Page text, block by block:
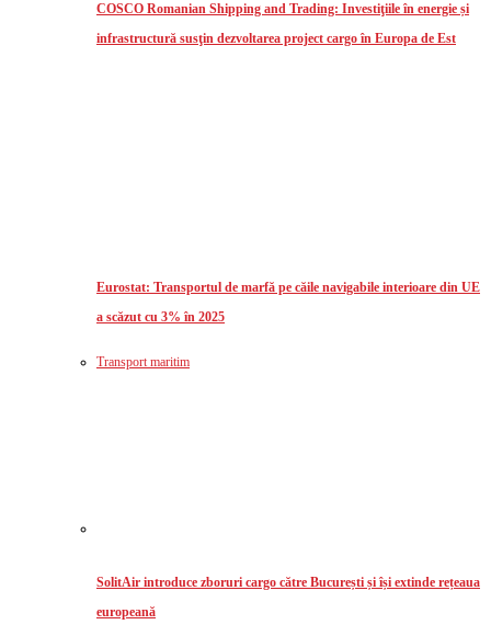
COSCO Romanian Shipping and Trading: Investiţiile în energie și
infrastructură susţin dezvoltarea project cargo în Europa de Est
Eurostat: Transportul de marfă pe căile navigabile interioare din UE
a scăzut cu 3% în 2025
Transport maritim
SolitAir introduce zboruri cargo către București și își extinde rețeaua
europeană